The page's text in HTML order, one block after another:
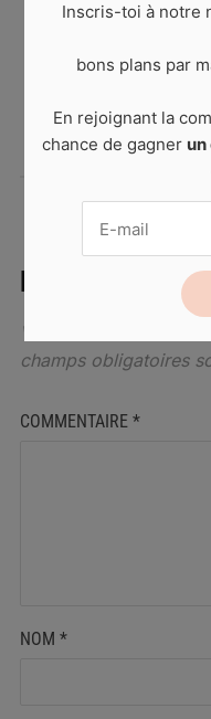
LAISSER UN
Votre adresse de
champs obligatoires
COMMENTAIRE *
NOM *
Inscris-toi à notre
bons plans par
En rejoignant la
chance de gagner